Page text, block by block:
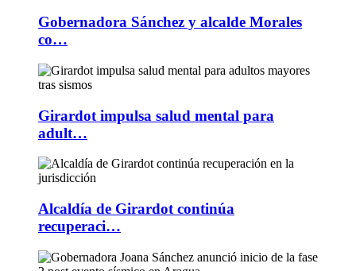
Gobernadora Sánchez y alcalde Morales
co…
Girardot impulsa salud mental para
adult…
Alcaldía de Girardot continúa
recuperaci…